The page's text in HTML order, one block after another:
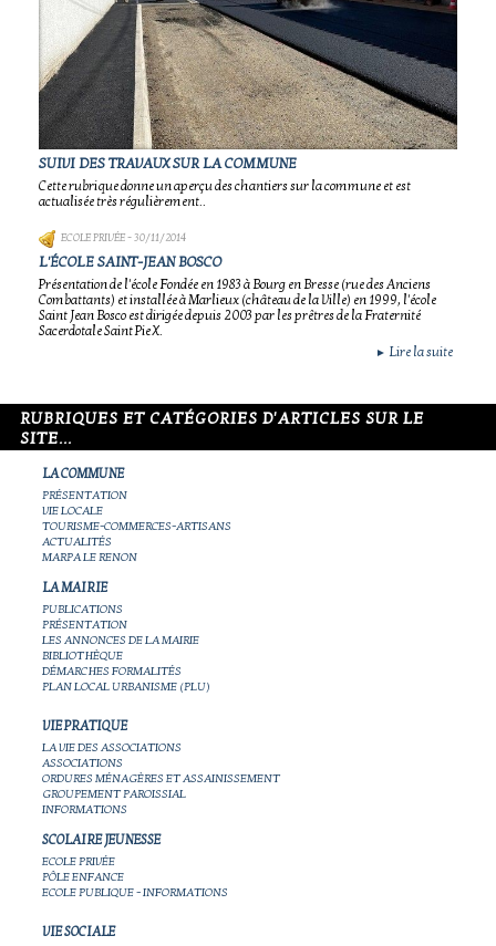
SUIVI DES TRAVAUX SUR LA COMMUNE
Cette rubrique donne un aperçu des chantiers sur la commune et est
actualisée très régulièrement..
ECOLE PRIVÉE- 30/11/2014
L'ÉCOLE SAINT-JEAN BOSCO
Présentation de l'école Fondée en 1983 à Bourg en Bresse (rue des Anciens
Combattants) et installée à Marlieux (château de la Ville) en 1999, l'école
Saint Jean Bosco est dirigée depuis 2003 par les prêtres de la Fraternité
Sacerdotale Saint Pie X.
► Lire la suite
RUBRIQUES ET CATÉGORIES D'ARTICLES SUR LE
SITE...
LA COMMUNE
PRÉSENTATION
VIE LOCALE
TOURISME-COMMERCES-ARTISANS
ACTUALITÉS
MARPA LE RENON
LA MAIRIE
PUBLICATIONS
PRÉSENTATION
LES ANNONCES DE LA MAIRIE
BIBLIOTHÈQUE
DÉMARCHES FORMALITÉS
PLAN LOCAL URBANISME (PLU)
VIE PRATIQUE
LA VIE DES ASSOCIATIONS
ASSOCIATIONS
ORDURES MÉNAGÈRES ET ASSAINISSEMENT
GROUPEMENT PAROISSIAL
INFORMATIONS
SCOLAIRE JEUNESSE
ECOLE PRIVÉE
PÔLE ENFANCE
ECOLE PUBLIQUE - INFORMATIONS
VIE SOCIALE